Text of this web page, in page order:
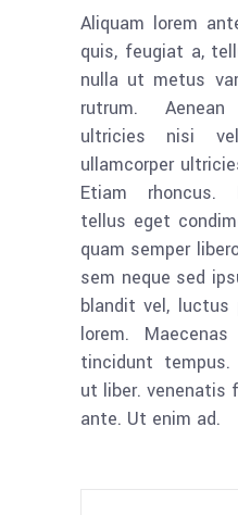
Aliquam lorem
quis, feugiat a,
nulla ut metus
rutrum.
ultricies nisi
ullamcorper
Etiam rhoncus.
tellus eget
quam semper
sem neque sed
blandit vel, luctus
lorem.
tincidunt
ut liber. venenatis
ante. Ut enim ad.